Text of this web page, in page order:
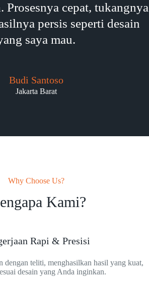
Prosesnya cepat, tukangnya
persis seperti desain
saya mau.
Budi Santoso
Jakarta Barat
Why Choose Us?
Kami?
Rapi & Presisi
dengan teliti, menghasilkan hasil yang kuat,
desain yang Anda inginkan.